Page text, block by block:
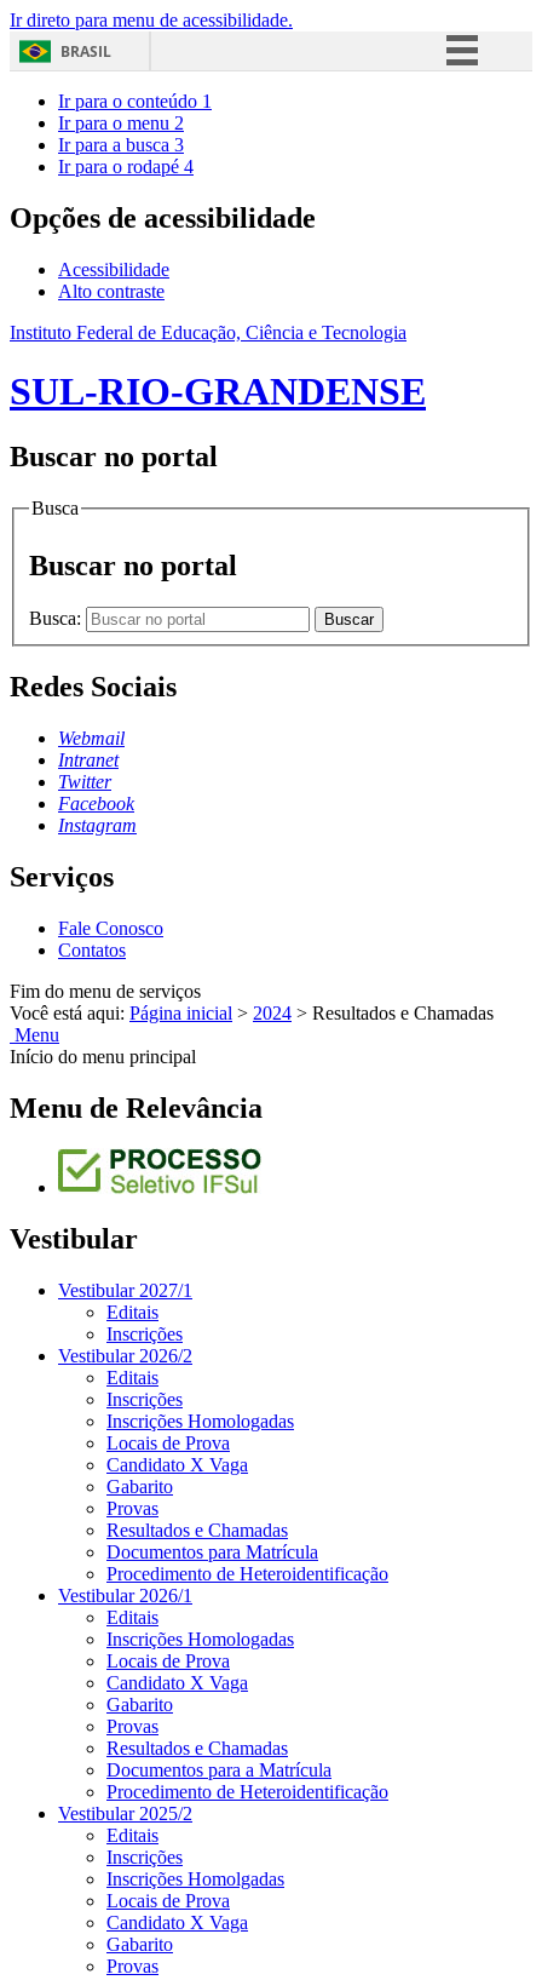
Ir direto para menu de acessibilidade.
BRASIL
Acesso à informação
Ir para o conteúdo 1
Ir para o menu 2
Ir para a busca 3
Ir para o rodapé 4
Opções de acessibilidade
Acessibilidade
Alto contraste
Instituto Federal de Educação, Ciência e Tecnologia
SUL-RIO-GRANDENSE
Buscar no portal
Busca
Buscar no portal
Busca: Buscar
Redes Sociais
Webmail
Intranet
Twitter
Facebook
Instagram
Serviços
Fale Conosco
Contatos
Fim do menu de serviços
Você está aqui: Página inicial > 2024 > Resultados e Chamadas
Menu
Início do menu principal
Menu de Relevância
Vestibular
Vestibular 2027/1
Editais
Inscrições
Vestibular 2026/2
Editais
Inscrições
Inscrições Homologadas
Locais de Prova
Candidato X Vaga
Gabarito
Provas
Resultados e Chamadas
Documentos para Matrícula
Procedimento de Heteroidentificação
Vestibular 2026/1
Editais
Inscrições Homologadas
Locais de Prova
Candidato X Vaga
Gabarito
Provas
Resultados e Chamadas
Documentos para a Matrícula
Procedimento de Heteroidentificação
Vestibular 2025/2
Editais
Inscrições
Inscrições Homolgadas
Locais de Prova
Candidato X Vaga
Gabarito
Provas